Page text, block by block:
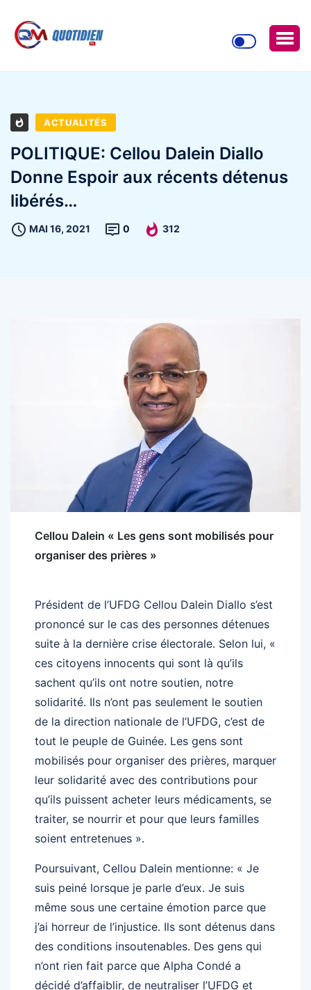
ACTUALITÉS
POLITIQUE: Cellou Dalein Diallo
Donne Espoir aux récents détenus
libérés…
MAI 16, 2021 0 312
Cellou Dalein « Les gens sont mobilisés pour
organiser des prières »
Président de l’UFDG Cellou Dalein Diallo s’est
prononcé sur le cas des personnes détenues
suite à la dernière crise électorale. Selon lui, «
ces citoyens innocents qui sont là qu’ils
sachent qu’ils ont notre soutien, notre
solidarité. Ils n’ont pas seulement le soutien
de la direction nationale de l’UFDG, c’est de
tout le peuple de Guinée. Les gens sont
mobilisés pour organiser des prières, marquer
leur solidarité avec des contributions pour
qu’ils puissent acheter leurs médicaments, se
traiter, se nourrir et pour que leurs familles
soient entretenues ».
Poursuivant, Cellou Dalein mentionne: « Je
suis peiné lorsque je parle d’eux. Je suis
même sous une certaine émotion parce que
j’ai horreur de l’injustice. Ils sont détenus dans
des conditions insoutenables. Des gens qui
n’ont rien fait parce que Alpha Condé a
décidé d’affaiblir, de neutraliser l’UFDG et